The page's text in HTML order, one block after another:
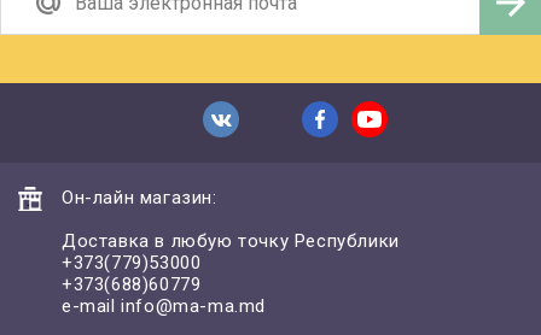
Он-лайн магазин:
Доставка в любую точку Республики
+373(779)53000
+373(688)60779
e-mailinfo@ma-ma.md